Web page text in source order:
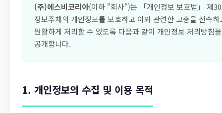
(주)에스비코리아(이하 "회사")는 「개인정보 보호법」 제
정보주체의 개인정보를 보호하고 이와 관련한 고충을 신속하
원활하게 처리할 수 있도록 다음과 같이 개인정보 처리방침을
공개합니다.
1. 개인정보의 수집 및 이용 목적